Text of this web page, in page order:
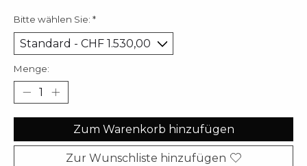
Bitte wählen Sie: *
Menge:
Zum Warenkorb hinzufügen
Zur Wunschliste hinzufügen